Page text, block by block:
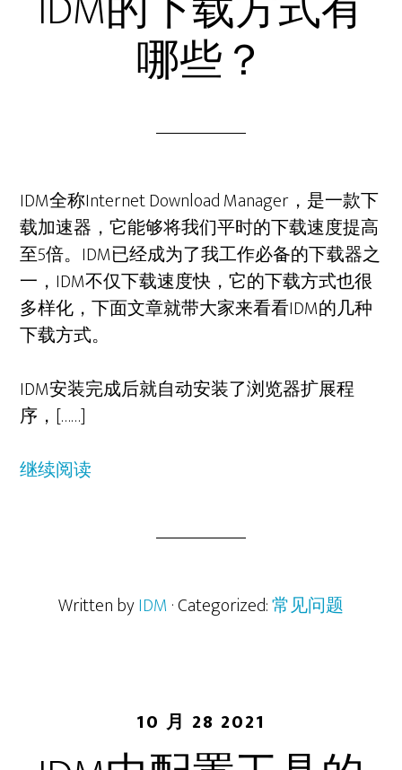
哪些？
IDM全称Internet Download Manager，是一款下
载加速器，它能够将我们平时的下载速度提高
至5倍。IDM已经成为了我工作必备的下载器之
一，IDM不仅下载速度快，它的下载方式也很
多样化，下面文章就带大家来看看IDM的几种
下载方式。
IDM安装完成后就自动安装了浏览器扩展程
序，[……]
继续阅读
Written byIDM · Categorized:常见问题
10 月 28 2021